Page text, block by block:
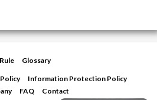
Rule Glossary
Information Protection Policy
FAQ Contact